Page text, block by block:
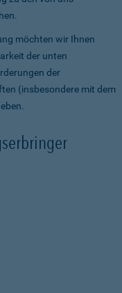
möchten wir Ihnen
der unten
der
(insbesondere mit dem